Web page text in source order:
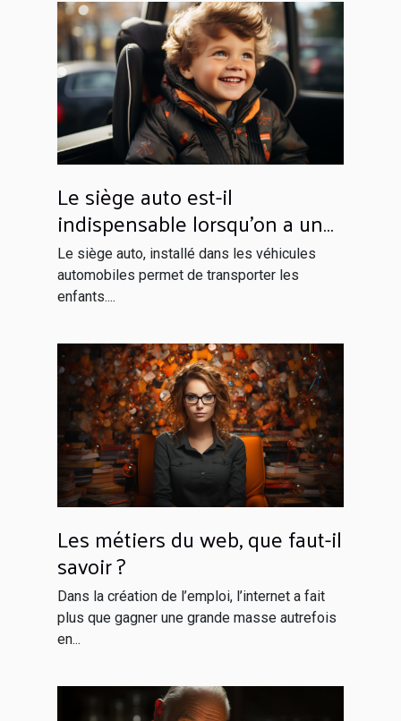
Le siège auto est-il
indispensable lorsqu’on a un
enfant à bord ?
Le siège auto, installé dans les véhicules
automobiles permet de transporter les
enfants....
Les métiers du web, que faut-il
savoir ?
Dans la création de l’emploi, l’internet a fait
plus que gagner une grande masse autrefois
en...